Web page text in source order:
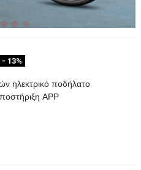
- 13%
ηλεκτρικό ποδήλατο
APP